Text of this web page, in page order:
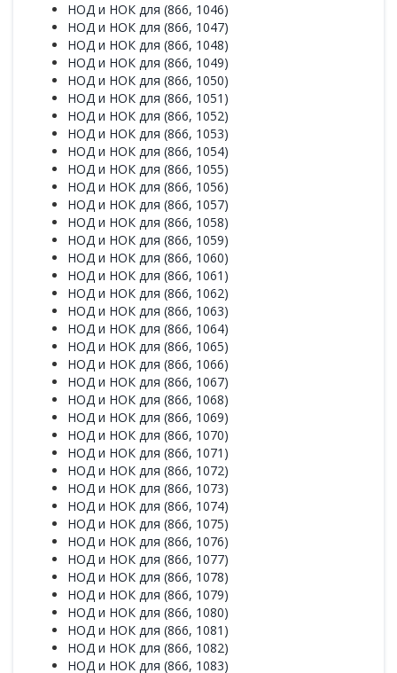
НОД и НОК для (866, 1046)
НОД и НОК для (866, 1047)
НОД и НОК для (866, 1048)
НОД и НОК для (866, 1049)
НОД и НОК для (866, 1050)
НОД и НОК для (866, 1051)
НОД и НОК для (866, 1052)
НОД и НОК для (866, 1053)
НОД и НОК для (866, 1054)
НОД и НОК для (866, 1055)
НОД и НОК для (866, 1056)
НОД и НОК для (866, 1057)
НОД и НОК для (866, 1058)
НОД и НОК для (866, 1059)
НОД и НОК для (866, 1060)
НОД и НОК для (866, 1061)
НОД и НОК для (866, 1062)
НОД и НОК для (866, 1063)
НОД и НОК для (866, 1064)
НОД и НОК для (866, 1065)
НОД и НОК для (866, 1066)
НОД и НОК для (866, 1067)
НОД и НОК для (866, 1068)
НОД и НОК для (866, 1069)
НОД и НОК для (866, 1070)
НОД и НОК для (866, 1071)
НОД и НОК для (866, 1072)
НОД и НОК для (866, 1073)
НОД и НОК для (866, 1074)
НОД и НОК для (866, 1075)
НОД и НОК для (866, 1076)
НОД и НОК для (866, 1077)
НОД и НОК для (866, 1078)
НОД и НОК для (866, 1079)
НОД и НОК для (866, 1080)
НОД и НОК для (866, 1081)
НОД и НОК для (866, 1082)
НОД и НОК для (866, 1083)